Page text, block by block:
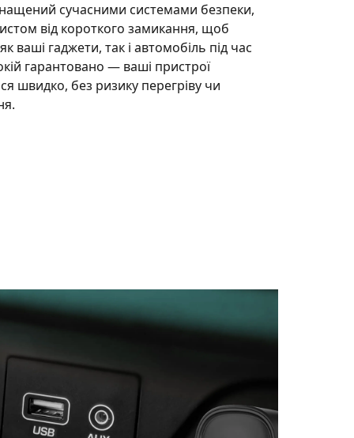
сучасними системами безпеки,
від короткого замикання, щоб
ваші гаджети, так і автомобіль під час
гарантовано — ваші пристрої
швидко, без ризику перегріву чи